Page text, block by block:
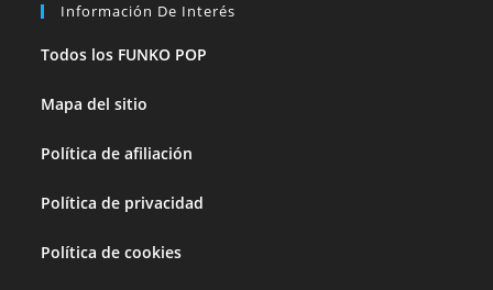
Información De Interés
Todos los FUNKO POP
Mapa del sitio
Política de afiliación
Política de privacidad
Política de cookies